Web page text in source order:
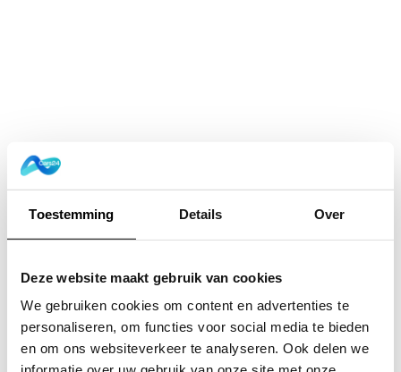
Toestemming Details Over
Deze website maakt gebruik van cookies
We gebruiken cookies om content en advertenties te
personaliseren, om functies voor social media te bieden
en om ons websiteverkeer te analyseren. Ook delen we